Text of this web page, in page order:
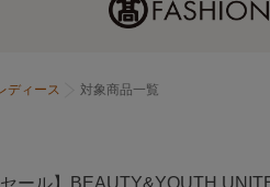
ディース 対象商品一覧
セール】BEAUTY&YOUTH